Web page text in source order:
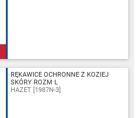
RĘKAWICE OCHRONNE Z KOZIEJ
SKÓRY ROZM L
HAZET [1987N-3]